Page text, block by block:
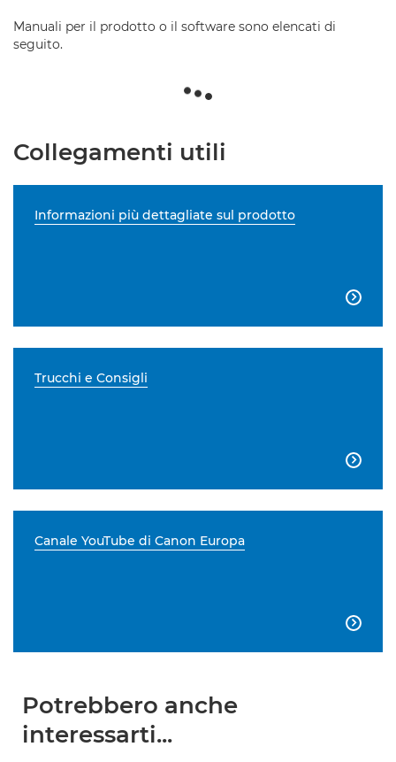
Manuali per il prodotto o il software sono elencati di
seguito.
Collegamenti utili
Informazioni più dettagliate sul prodotto

Trucchi e Consigli

Canale YouTube di Canon Europa

Potrebbero anche
interessarti...